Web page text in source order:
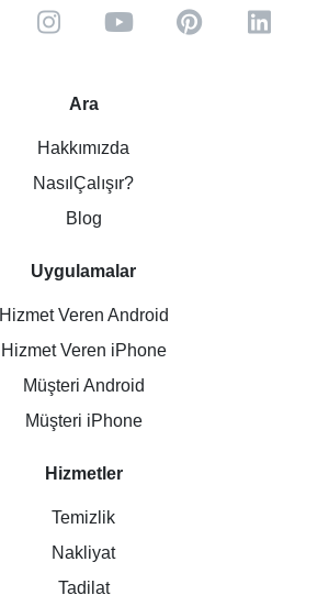
Ara
Hakkımızda
NasılÇalışır?
Blog
Uygulamalar
Hizmet Veren Android
Hizmet Veren iPhone
Müşteri Android
Müşteri iPhone
Hizmetler
Temizlik
Nakliyat
Tadilat